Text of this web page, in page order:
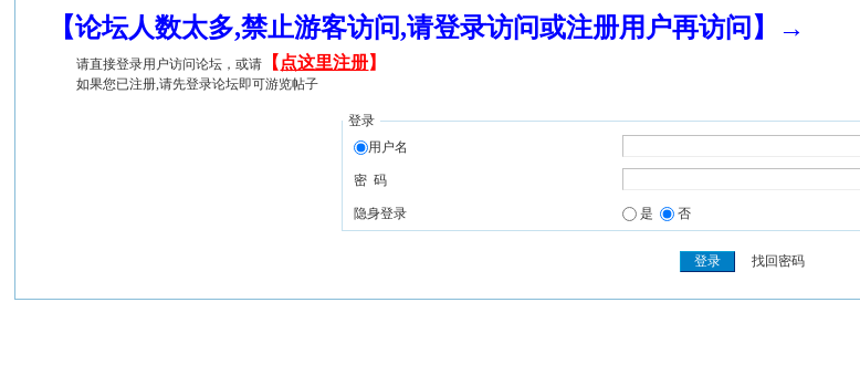
【论坛人数太多,禁止游客访问,请登录访问或注册用户再访问】→
请直接登录用户访问论坛，或请 【 点这里注册】
如果您已注册,请先登录论坛即可游览帖子
登录
用户名
密 码
隐身登录 是 否
找回密码